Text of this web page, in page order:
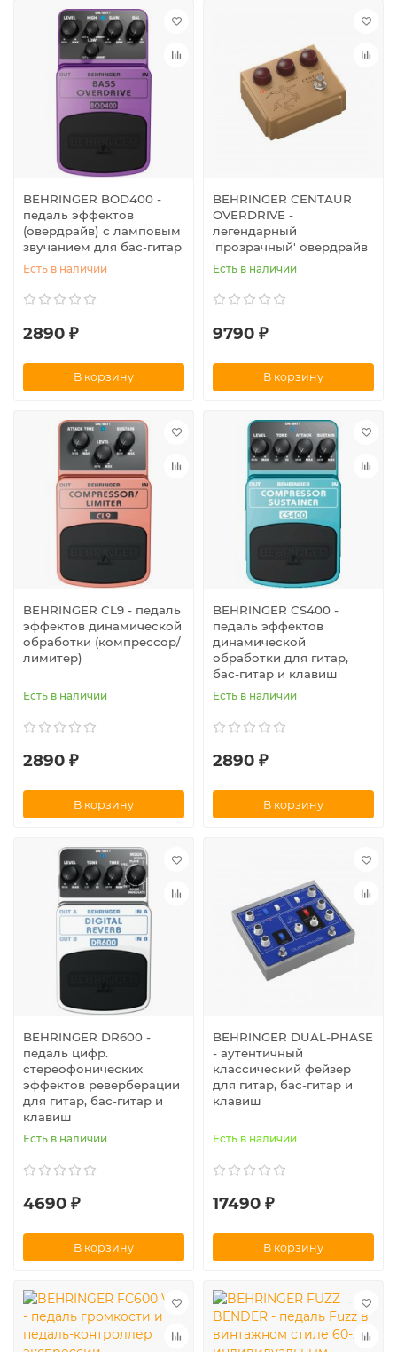
BEHRINGER BOD400 -
педаль эффектов
(овердрайв) с ламповым
звучанием для бас-гитар
Есть в наличии
2890 ₽
В корзину
BEHRINGER CENTAUR
OVERDRIVE -
легендарный
'прозрачный' овердрайв
Есть в наличии
9790 ₽
В корзину
BEHRINGER CL9 - педаль
эффектов динамической
обработки (компрессор/
лимитер)
Есть в наличии
2890 ₽
В корзину
BEHRINGER CS400 -
педаль эффектов
динамической
обработки для гитар,
бас-гитар и клавиш
Есть в наличии
2890 ₽
В корзину
BEHRINGER DR600 -
педаль цифр.
стереофонических
эффектов реверберации
для гитар, бас-гитар и
клавиш
Есть в наличии
4690 ₽
В корзину
BEHRINGER DUAL-PHASE
- аутентичный
классический фейзер
для гитар, бас-гитар и
клавиш
Есть в наличии
17490 ₽
В корзину